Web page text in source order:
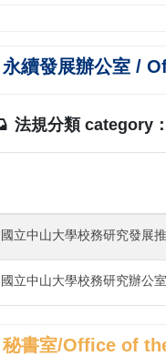
永續發展辦公室 /
法規分類 category
國立中山大學校務研究發展
國立中山大學校務研究辦公
秘書室/Office of